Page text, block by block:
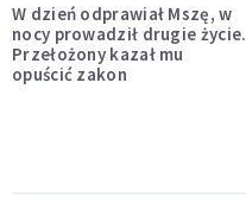
W dzień odprawiał Mszę, w
nocy prowadził drugie życie.
Przełożony kazał mu
opuścić zakon